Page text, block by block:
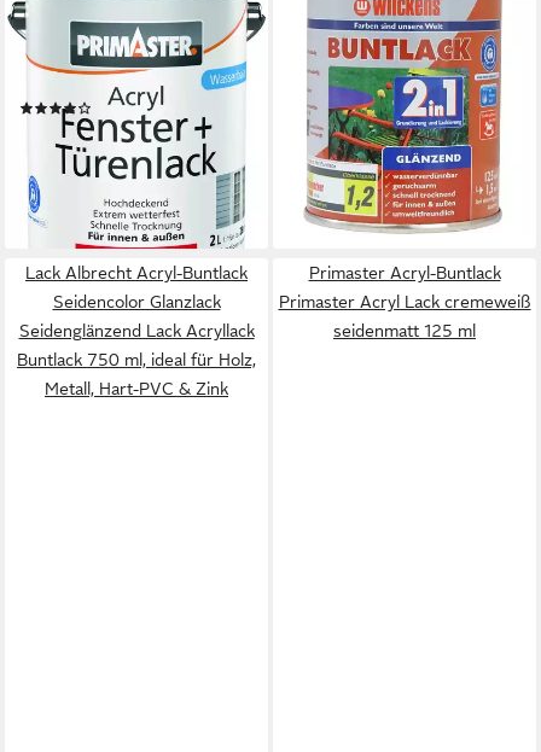
Acryl-Buntlack Primaster
Acryl Fenster + Türenlack
(1)
33,79 €
(16,90 €/ 1 l)
lieferbar - in 2-3 Werktagen bei dir
Acryl-Buntlack Buntlack 2in1
glänzend Lack 125ml, Grund-
und Deckanstrich in einem
Arbeitsschritt
12,91 €
(10,33 €/ 100 ml)
lieferbar - in 6-8 Werktagen bei dir
Lack Albrecht Acryl-Buntlack
Seidencolor Glanzlack
Seidenglänzend Lack Acryllack
Buntlack 750 ml, ideal für Holz,
Metall, Hart-PVC & Zink
Primaster Acryl-Buntlack
Primaster Acryl Lack cremeweiß
seidenmatt 125 ml